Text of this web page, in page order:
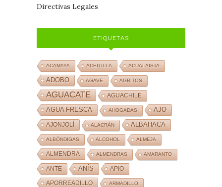
Directivas Legales
ETIQUETAS
ACAMAYA ACEITILLA ACUALAISTA
ADOBO AGAVE AGRITOS
AGUACATE AGUACHILE
AGUA FRESCA AHOGADAS AJO
AJONJOLÍ ALACRÁN ALBAHACA
ALBÓNDIGAS ALCOHOL ALMEJA
ALMENDRA ALMENDRAS AMARANTO
ANTE ANÍS APIO
APORREADILLO ARMADILLO